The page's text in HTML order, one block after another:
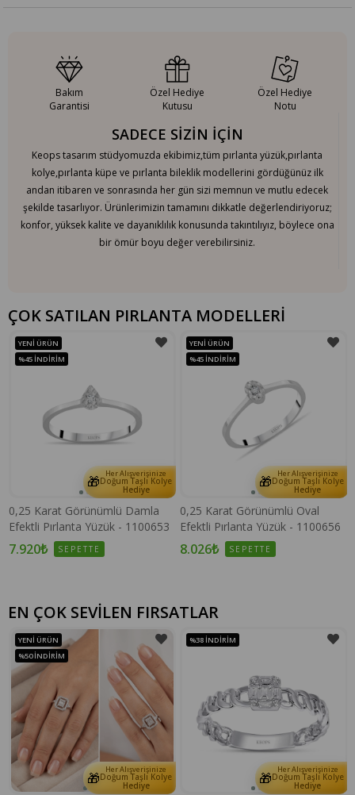
SADECE SİZİN İÇİN
Keops tasarım stüdyomuzda ekibimiz,tüm pırlanta yüzük,pırlanta
kolye,pırlanta küpe ve pırlanta bileklik modellerini gördüğünüz ilk
andan itibaren ve sonrasında her gün sizi memnun ve mutlu edecek
şekilde tasarlıyor. Ürünlerimizin tamamını dikkatle değerlendiriyoruz;
konfor, yüksek kalite ve dayanıklılık konusunda takıntılıyız, böylece ona
bir ömür boyu değer verebilirsiniz.
Bakım
Garantisi
Özel Hediye
Kutusu
Özel Hediye
Notu
ÇOK SATILAN PIRLANTA MODELLERİ
🎁 Her Alışverişinize
Doğum Taşlı Kolye
Hediye
0,25 Karat Görünümlü Damla
Efektli Pırlanta Yüzük - 1100653
7.920₺ SEPETTE
YENI ÜRÜN
%45 İNDIRIM
🎁 Her Alışverişinize
Doğum Taşlı Kolye
Hediye
0,25 Karat Görünümlü Oval
Efektli Pırlanta Yüzük - 1100656
8.026₺ SEPETTE
YENI ÜRÜN
%45 İNDIRIM
EN ÇOK SEVİLEN FIRSATLAR
🎁 Her Alışverişinize
Doğum Taşlı Kolye
Hediye
YENI ÜRÜN
%50 İNDIRIM
🎁 Her Alışverişinize
Doğum Taşlı Kolye
Hediye
%38 İNDIRIM